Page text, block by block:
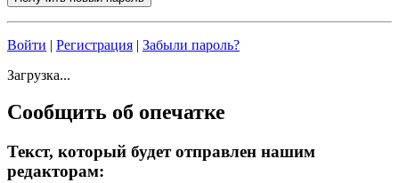
Войти | Регистрация | Забыли пароль?
Загрузка...
Сообщить об опечатке
Текст, который будет отправлен нашим
редакторам: